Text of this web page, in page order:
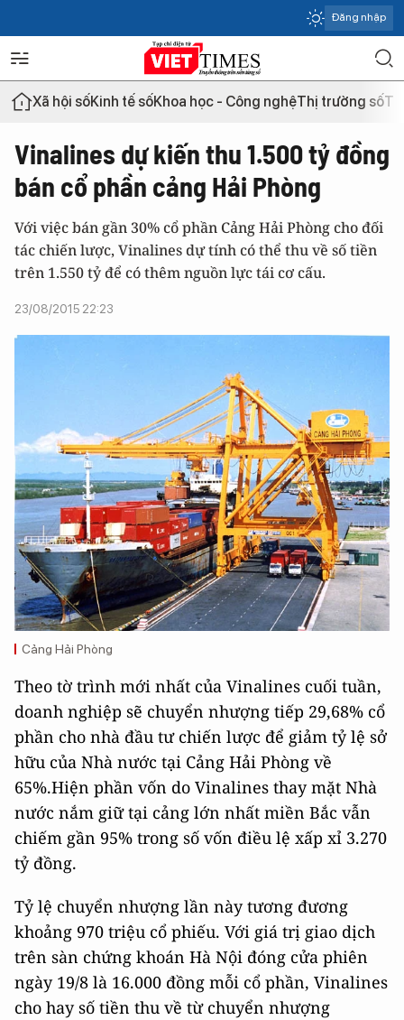
Đăng nhập
Xã hội sốKinh tế sốKhoa học - Công nghệThị trường số
Vinalines dự kiến thu 1.500 tỷ đồng
bán cổ phần cảng Hải Phòng
Với việc bán gần 30% cổ phần Cảng Hải Phòng cho đối
tác chiến lược, Vinalines dự tính có thể thu về số tiền
trên 1.550 tỷ để có thêm nguồn lực tái cơ cấu.
23/08/2015 22:23
Cảng Hải Phòng
Theo tờ trình mới nhất của Vinalines cuối tuần,
doanh nghiệp sẽ chuyển nhượng tiếp 29,68% cổ
phần cho nhà đầu tư chiến lược để giảm tỷ lệ sở
hữu của Nhà nước tại Cảng Hải Phòng về
65%.Hiện phần vốn do Vinalines thay mặt Nhà
nước nắm giữ tại cảng lớn nhất miền Bắc vẫn
chiếm gần 95% trong số vốn điều lệ xấp xỉ 3.270
tỷ đồng.
Tỷ lệ chuyển nhượng lần này tương đương
khoảng 970 triệu cổ phiếu. Với giá trị giao dịch
trên sàn chứng khoán Hà Nội đóng cửa phiên
ngày 19/8 là 16.000 đồng mỗi cổ phần, Vinalines
cho hay số tiền thu về từ chuyển nhượng